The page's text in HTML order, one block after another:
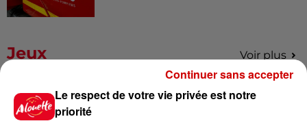
Jeux Voir plus
Gagnez vos places pour le
Festival du Roi Arthur 2026 !
Le respect de votre vie privée est notre
priorité
Continuer sans accepter